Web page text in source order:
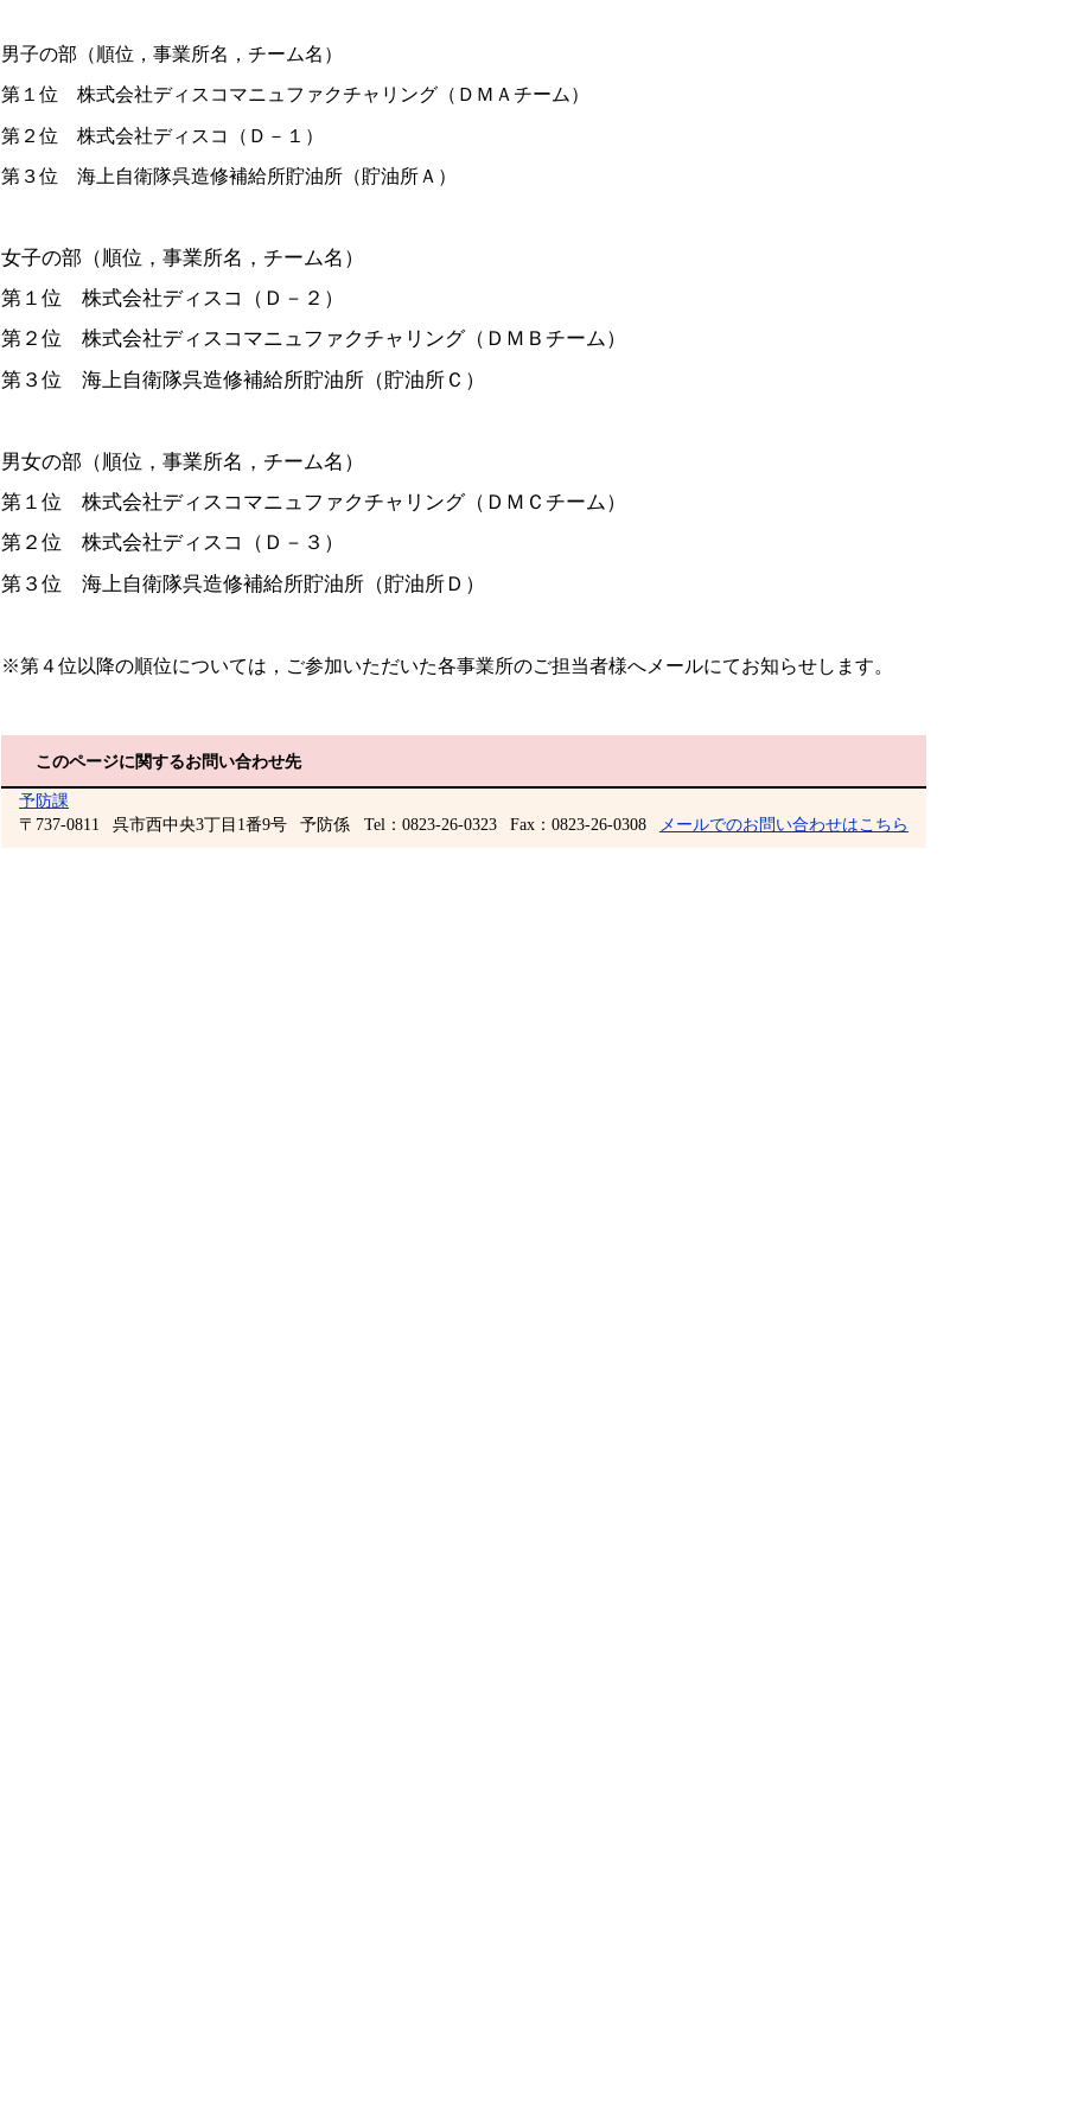
男子の部（順位，事業所名，チーム名）
第１位 株式会社ディスコマニュファクチャリング（ＤＭＡチーム）
第２位 株式会社ディスコ（Ｄ－１）
第３位 海上自衛隊呉造修補給所貯油所（貯油所Ａ）
女子の部（順位，事業所名，チーム名）
第１位 株式会社ディスコ（Ｄ－２）​
第２位 株式会社ディスコマニュファクチャリング（ＤＭＢチーム）​
第３位 海上自衛隊呉造修補給所貯油所（貯油所Ｃ）​
男女の部（順位，事業所名，チーム名）​
第１位 株式会社ディスコマニュファクチャリング（ＤＭＣチーム）
第２位 株式会社ディスコ（Ｄ－３）
第３位 海上自衛隊呉造修補給所貯油所（貯油所Ｄ）
※第４位以降の順位については，ご参加いただいた各事業所のご担当者様へメールにてお知らせします。​
このページに関するお問い合わせ先
予防課
〒737-0811
呉市西中央3丁目1番9号 予防係 Tel：0823-26-0323 Fax：0823-26-0308 メールでのお問い合わせはこちら